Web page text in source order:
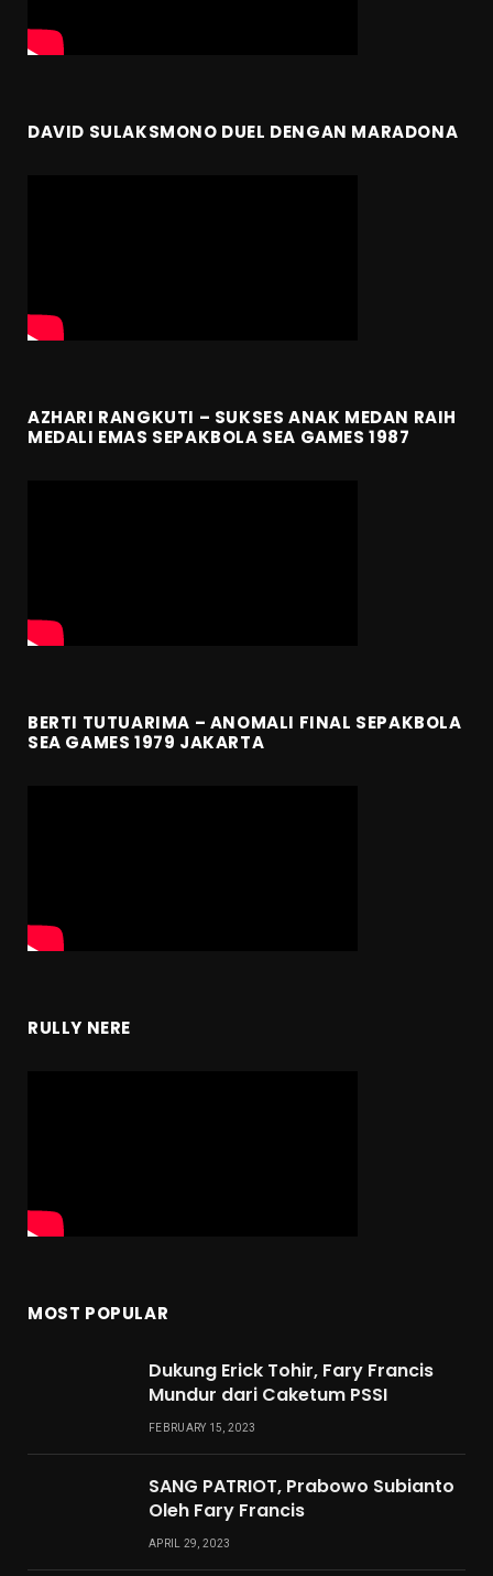
DAVID SULAKSMONO DUEL DENGAN MARADONA
AZHARI RANGKUTI – SUKSES ANAK MEDAN RAIH
MEDALI EMAS SEPAKBOLA SEA GAMES 1987
BERTI TUTUARIMA – ANOMALI FINAL SEPAKBOLA
SEA GAMES 1979 JAKARTA
RULLY NERE
MOST POPULAR
Dukung Erick Tohir, Fary Francis
Mundur dari Caketum PSSI
FEBRUARY 15, 2023
SANG PATRIOT, Prabowo Subianto
Oleh Fary Francis
APRIL 29, 2023